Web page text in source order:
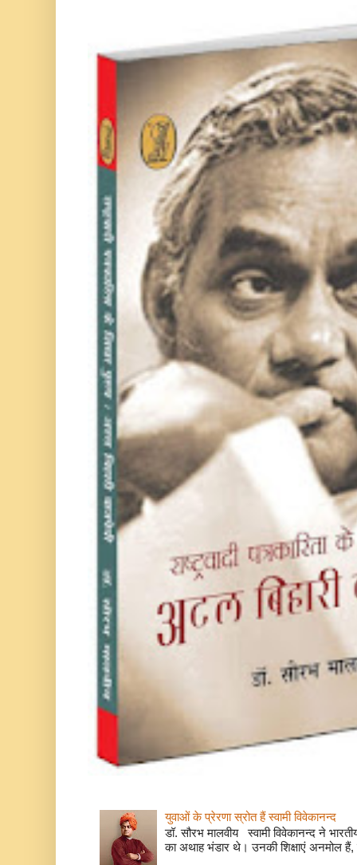
युवाओं के प्रेरणा स्रोत हैं स्वामी विवेकानन्द
डॉ. सौरभ मालवीय स्वामी विवेकानन्द ने
का अथाह भंडार थे। उनकी शिक्षाएं अनमोल हैं,